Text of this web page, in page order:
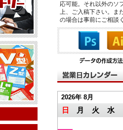
応可能。それ以外のソ
上、ご入稿下さい。ま
の場合は事前にご相談
2026年 8月
日 月 火 水